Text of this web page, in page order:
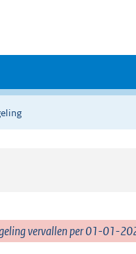
vervallen per 01-01-